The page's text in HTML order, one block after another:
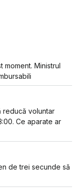
moment. Ministrul
reducă voluntar
Ce aparate ar
de trei secunde să